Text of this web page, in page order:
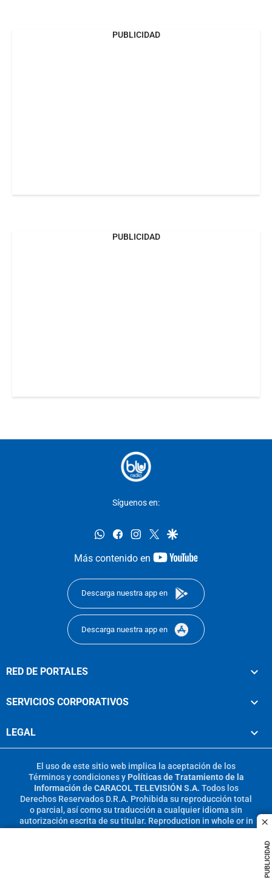
PUBLICIDAD
PUBLICIDAD
PUBLICIDAD
Síguenos en:
whatsappfacebookinstagram
twittergoogle
Más contenido en
youtube-
Descarga nuestra app en
Descarga nuestra app en
RED DE PORTALES
SERVICIOS CORPORATIVOS
LEGAL
El uso de este sitio web implica la aceptación de los
Términos y condicionesy Políticas de Tratamiento de la
Información de CARACOL TELEVISIÓN S.A. Todos los
Derechos Reservados D.R.A. Prohibida su reproducción total
o parcial, así como su traducción a cualquier idioma sin
autorización escrita de su titular. Reproduction in whole or in